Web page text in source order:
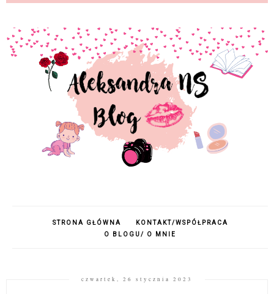
STRONA GŁÓWNA
KONTAKT/WSPÓŁPRACA
O BLOGU/ O MNIE
czwartek, 26 stycznia 2023